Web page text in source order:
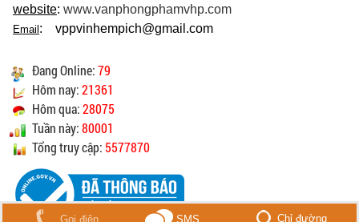
website: www.vanphongphamvhp.com
Email: vppvinhempich@gmail.com
Đang Online:79
Hôm nay:21361
Hôm qua:28075
Tuần này:80001
Tổng truy cập: 5577870
Gọi điện SMS Chỉ đường